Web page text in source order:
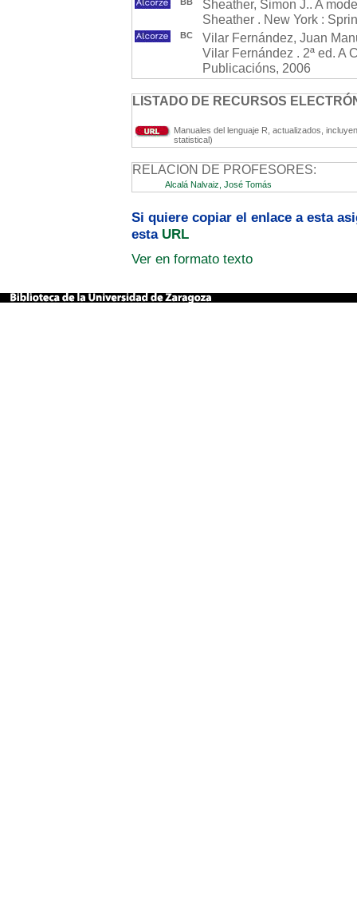
Sheather, Simon J.. A
Sheather . New York :
BC
Vilar Fernández, Juan
Vilar Fernández . 2ª ed. A
Publicacións, 2006
LISTADO DE RECURSOS
Manuales del lenguaje R, actualizados,
statistical)
RELACION DE PROFESORES:
Alcalá Nalvaiz, José Tomás
Si quiere copiar el enlace a esta
esta URL
Ver en formato texto